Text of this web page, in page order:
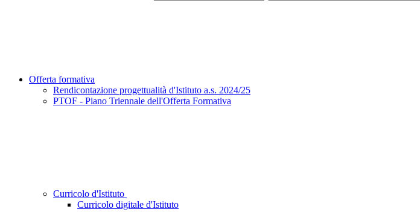
Offerta formativa
Rendicontazione progettualità d'Istituto a.s. 2024/25
PTOF - Piano Triennale dell'Offerta Formativa
Curricolo d'Istituto
Curricolo digitale d'Istituto